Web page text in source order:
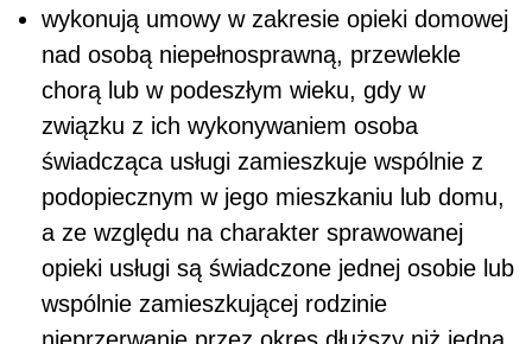
nieprzerwanie przez okres dłuższy niż jedną
dobę.
Minimalna podstawa wymiaru
składek na ubezpieczenia społeczne
Minimalna wysokość wynagrodzenia ma wpływ
na podstawę wymiaru składek w 2018 r. w
przypadku niektórych grup ubezpieczonych.